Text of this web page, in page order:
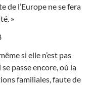
de l’Europe ne se fera
»
si elle n’est pas
passe encore, où la
familiales, faute de